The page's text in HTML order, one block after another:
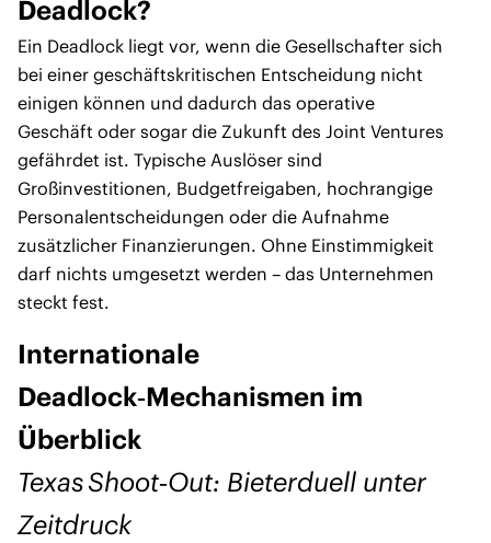
Deadlock?
Ein Deadlock liegt vor, wenn die Gesellschafter sich
bei einer geschäftskritischen Entscheidung nicht
einigen können und dadurch das operative
Geschäft oder sogar die Zukunft des Joint Ventures
gefährdet ist. Typische Auslöser sind
Großinvestitionen, Budgetfreigaben, hochrangige
Personalentscheidungen oder die Aufnahme
zusätzlicher Finanzierungen. Ohne Einstimmigkeit
darf nichts umgesetzt werden – das Unternehmen
steckt fest.
Internationale
Deadlock‑Mechanismen im
Überblick
Texas Shoot‑Out: Bieterduell unter
Zeitdruck